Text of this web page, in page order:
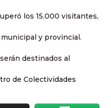
los 15.000 visitantes,
y provincial.
destinados al
de Colectividades